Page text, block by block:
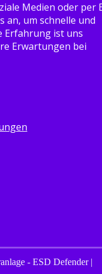
Medien oder per
an, um schnelle und
Erfahrung ist uns
Erwartungen bei
- ESD Defender |